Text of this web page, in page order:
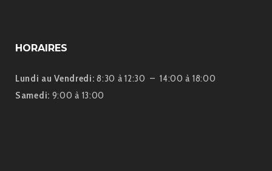
HORAIRES
Lundi au Vendredi:8:30 à 12:30 – 14:00 à 18:00
Samedi: 9:00 à 13:00